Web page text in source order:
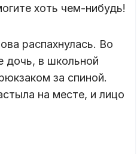
хоть чем-нибудь!
распахнулась. Во
дочь, в школьной
за спиной.
на месте, и лицо